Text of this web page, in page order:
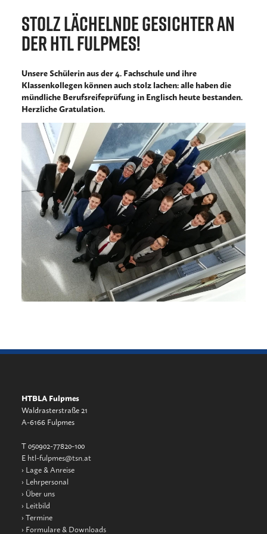
Stolz lächelnde Gesichter an
der HTL Fulpmes!
Unsere Schülerin aus der 4. Fachschule und ihre
Klassenkollegen können auch stolz lachen: alle haben die
mündliche Berufsreifeprüfung in Englisch heute bestanden.
Herzliche Gratulation.
HTBLA Fulpmes
Waldrasterstraße 21
A-6166 Fulpmes
T 050902-77820-100
Ehtl-fulpmes@tsn.at
› Lage & Anreise
› Lehrpersonal
› Über uns
› Leitbild
›Termine
› Formulare & Downloads